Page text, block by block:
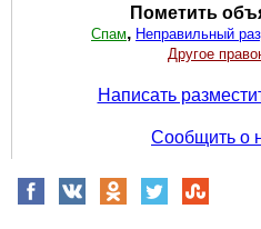
Пометить
Спам, Неправильный
Другое
Написать
Сообщить о